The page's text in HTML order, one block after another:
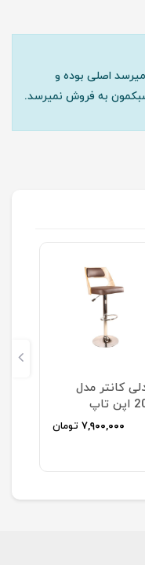
اصلی بوده و
به فروش نمیرسد.
کانتر مدل
تاپ
۷,۹۰۰,۰۰۰ تومان